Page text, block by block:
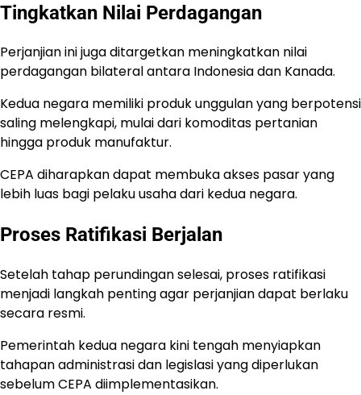
Tingkatkan Nilai Perdagangan
Perjanjian ini juga ditargetkan meningkatkan nilai
perdagangan bilateral antara Indonesia dan Kanada.
Kedua negara memiliki produk unggulan yang berpotensi
saling melengkapi, mulai dari komoditas pertanian
hingga produk manufaktur.
CEPA diharapkan dapat membuka akses pasar yang
lebih luas bagi pelaku usaha dari kedua negara.
Proses Ratifikasi Berjalan
Setelah tahap perundingan selesai, proses ratifikasi
menjadi langkah penting agar perjanjian dapat berlaku
secara resmi.
Pemerintah kedua negara kini tengah menyiapkan
tahapan administrasi dan legislasi yang diperlukan
sebelum CEPA diimplementasikan.